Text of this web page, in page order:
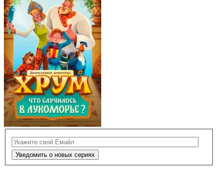
Уведомить о новых сериях